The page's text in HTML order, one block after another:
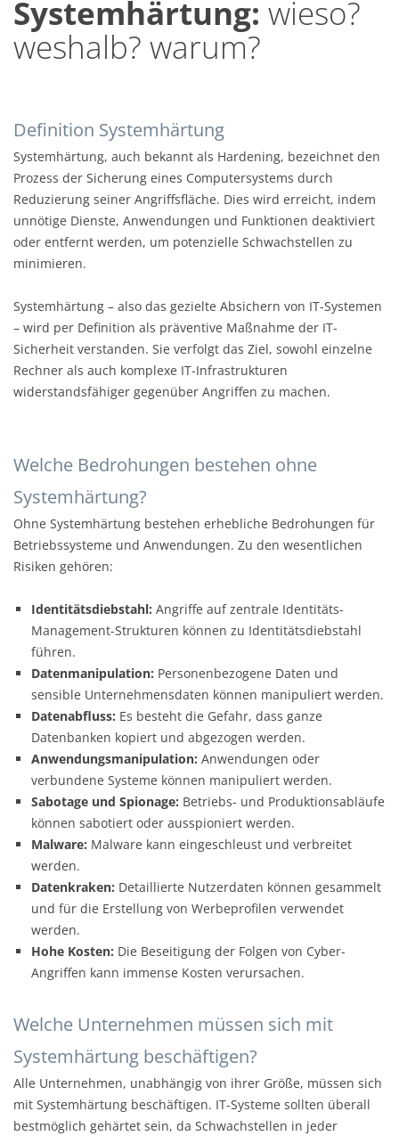
Systemhärtung: wieso?
weshalb? warum?
Definition Systemhärtung
Systemhärtung, auch bekannt als Hardening, bezeichnet den
Prozess der Sicherung eines Computersystems durch
Reduzierung seiner Angriffsfläche. Dies wird erreicht, indem
unnötige Dienste, Anwendungen und Funktionen deaktiviert
oder entfernt werden, um potenzielle Schwachstellen zu
minimieren.
Systemhärtung – also das gezielte Absichern von IT-Systemen
– wird per Definition als präventive Maßnahme der IT-
Sicherheit verstanden. Sie verfolgt das Ziel, sowohl einzelne
Rechner als auch komplexe IT-Infrastrukturen
widerstandsfähiger gegenüber Angriffen zu machen.
Welche Bedrohungen bestehen ohne
Systemhärtung?
Ohne Systemhärtung bestehen erhebliche Bedrohungen für
Betriebssysteme und Anwendungen. Zu den wesentlichen
Risiken gehören:
Identitätsdiebstahl: Angriffe auf zentrale Identitäts-
Management-Strukturen können zu Identitätsdiebstahl
führen.
Datenmanipulation: Personenbezogene Daten und
sensible Unternehmensdaten können manipuliert werden.
Datenabfluss: Es besteht die Gefahr, dass ganze
Datenbanken kopiert und abgezogen werden.
Anwendungsmanipulation: Anwendungen oder
verbundene Systeme können manipuliert werden.
Sabotage und Spionage: Betriebs- und Produktionsabläufe
können sabotiert oder ausspioniert werden.
Malware: Malware kann eingeschleust und verbreitet
werden.
Datenkraken: Detaillierte Nutzerdaten können gesammelt
und für die Erstellung von Werbeprofilen verwendet
werden.
Hohe Kosten: Die Beseitigung der Folgen von Cyber-
Angriffen kann immense Kosten verursachen.
Welche Unternehmen müssen sich mit
Systemhärtung beschäftigen?
Alle Unternehmen, unabhängig von ihrer Größe, müssen sich
mit Systemhärtung beschäftigen. IT-Systeme sollten überall
bestmöglich gehärtet sein, da Schwachstellen in jeder